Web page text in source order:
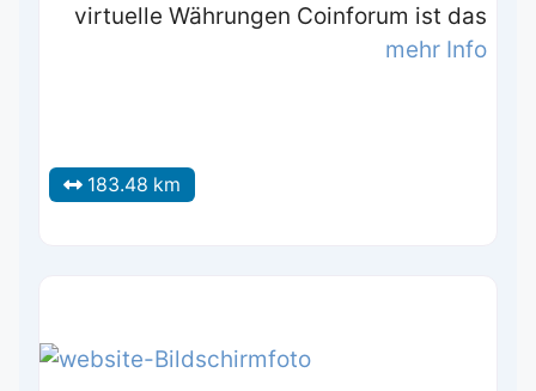
virtuelle Währungen Coinforum ist das
mehr Info
183.48 km